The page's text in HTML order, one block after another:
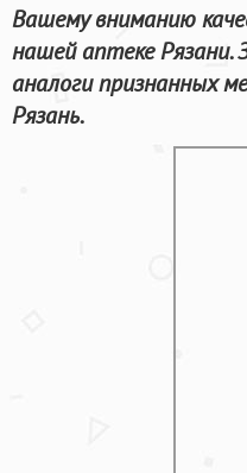
Вашему вниманию
нашей аптеке
аналоги признанных
Рязань.